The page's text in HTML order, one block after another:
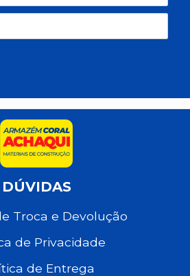
DÚVIDAS
Troca e Devolução
de Privacidade
de Entrega